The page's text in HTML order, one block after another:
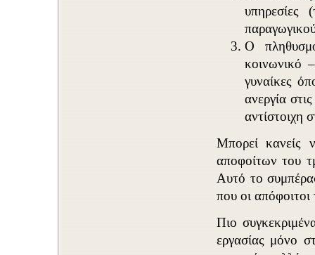
υπηρεσίες
Ο
κοινωνικό
γυναίκες
ανεργία
αντίστοιχη
Μπορεί κανείς
αποφοίτων του
Αυτό το
που οι
Πιο
εργασίας μόνο